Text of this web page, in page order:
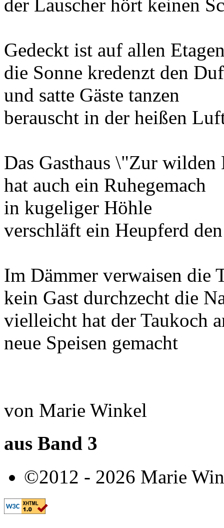
der Lauscher hört keinen
Gedeckt ist auf allen
die Sonne kredenzt den
und satte Gäste tanzen
berauscht in der heißen
Das Gasthaus \"Zur wilden
hat auch ein Ruhegemach
in kugeliger Höhle
verschläft ein Heupferd
Im Dämmer verwaisen die
kein Gast durchzecht die
vielleicht hat der Taukoch
neue Speisen gemacht
von Marie Winkel
aus Band 3
©2012 - 2026 Marie